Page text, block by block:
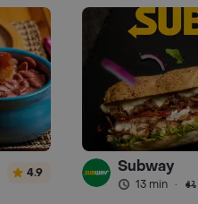
4.9 Subway
13 min ·